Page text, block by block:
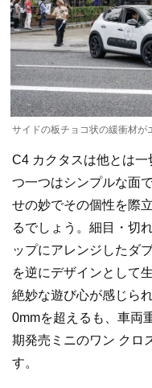
サイドの板チョコ状の緩衝材が
C4 カクタスは他とは
つ一つはシンプルな面
せの妙でその個性を際
るでしょう。細目・切
ップにアレンジしたダ
を逆にデザインとして
絶妙な遊び心が感じら
0mmを超えるも、車両
期発売ミニのワン クロ
す。